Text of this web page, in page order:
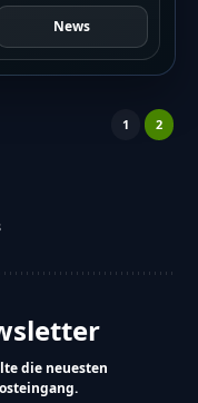
News
1 2
die neuesten